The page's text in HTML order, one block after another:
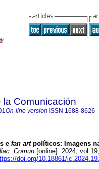
la Comunicación
On-line version ISSN 1688-8626
e fan artpolíticos: Imagens
Comun [online]. 2024,
doi.org/10.18861/